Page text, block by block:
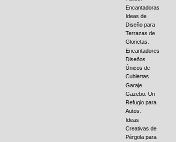
Encantadoras
Ideas de
Diseño para
Terrazas de
Glorietas.
Encantadores
Diseños
Únicos de
Cubiertas.
Garaje
Gazebo: Un
Refugio para
Autos.
Ideas
Creativas de
Pérgola para